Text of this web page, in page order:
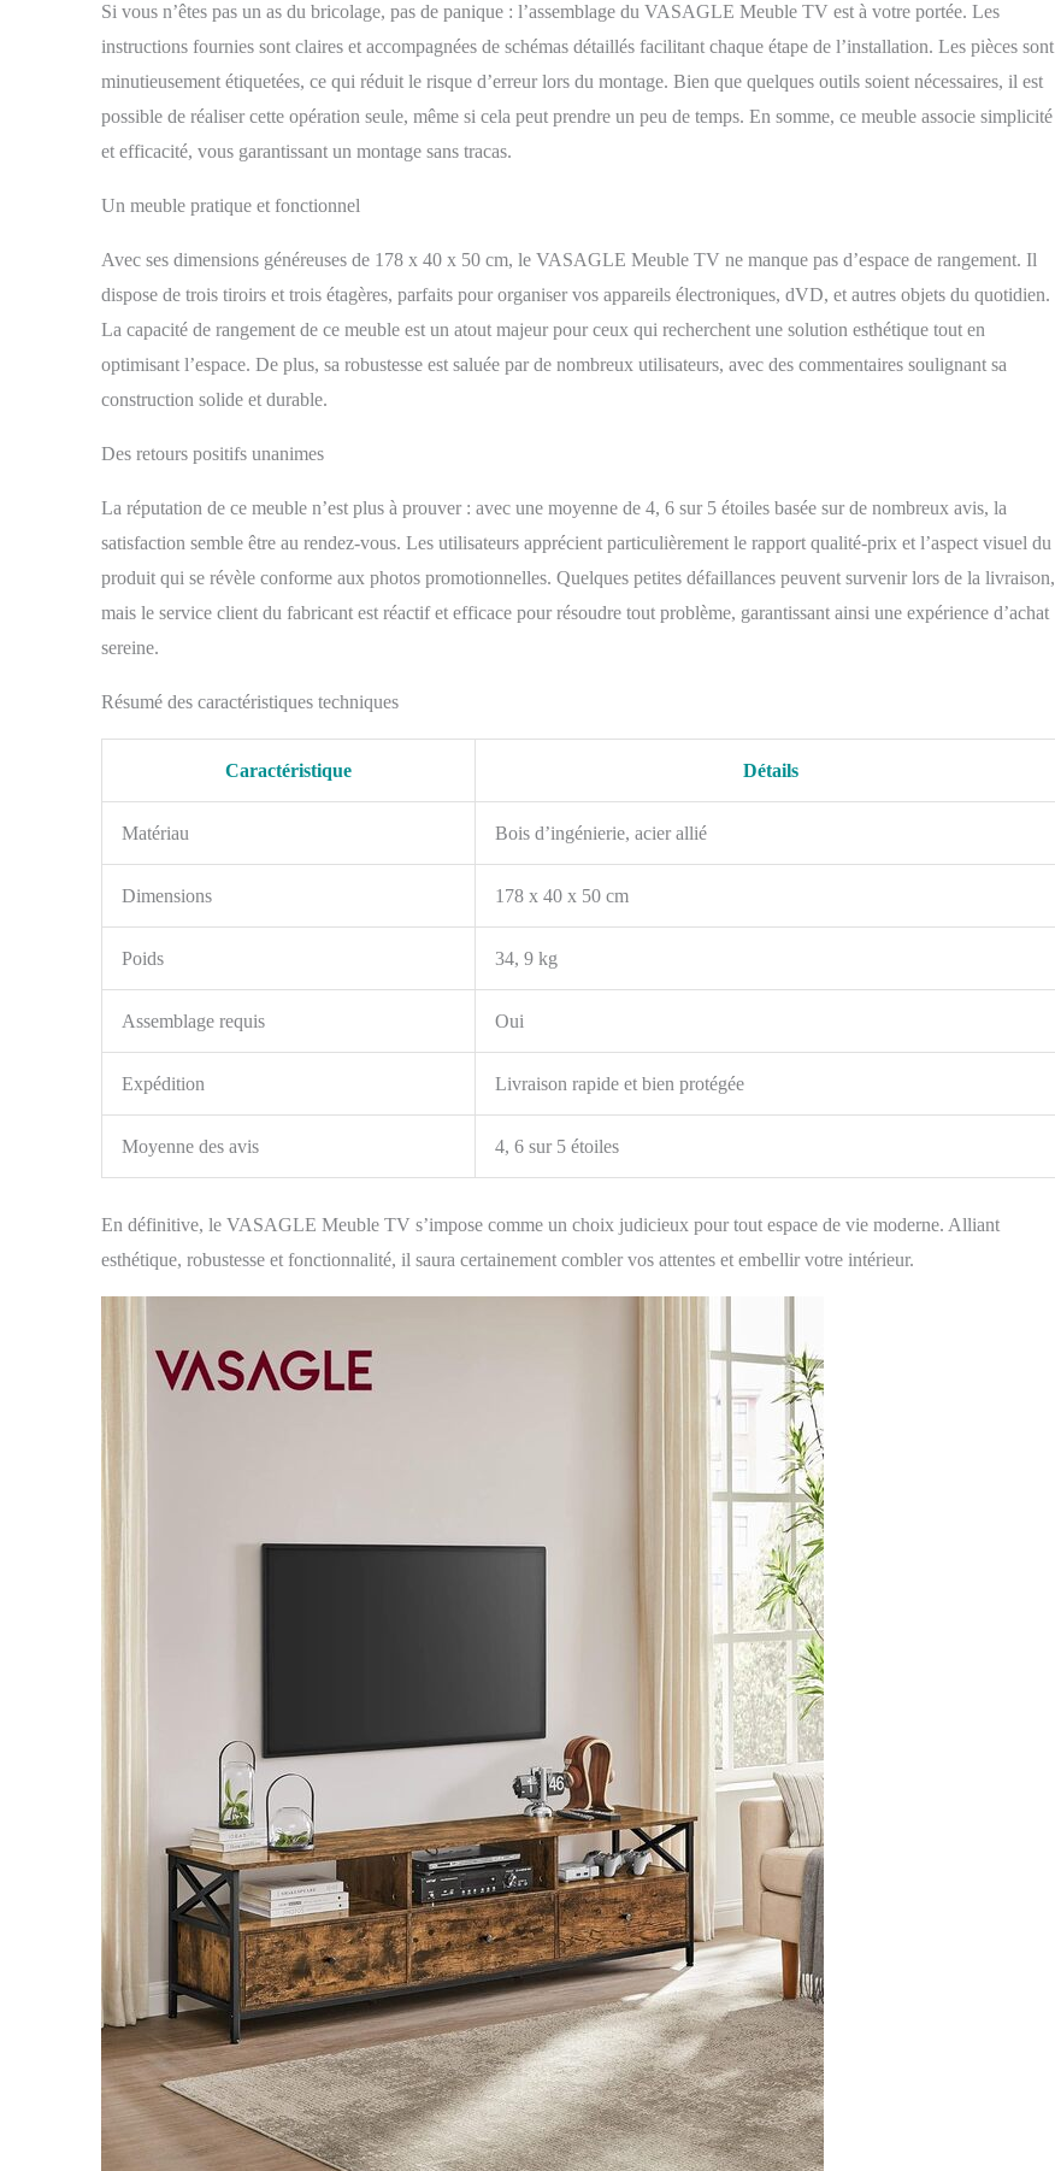
Si vous n’êtes pas un as du bricolage, pas de panique : l’assemblage du VASAGLE Meuble TV est à votre portée. Les
instructions fournies sont claires et accompagnées de schémas détaillés facilitant chaque étape de l’installation. Les pièces sont
minutieusement étiquetées, ce qui réduit le risque d’erreur lors du montage. Bien que quelques outils soient nécessaires, il est
possible de réaliser cette opération seule, même si cela peut prendre un peu de temps. En somme, ce meuble associe simplicité
et efficacité, vous garantissant un montage sans tracas.
Un meuble pratique et fonctionnel
Avec ses dimensions généreuses de 178 x 40 x 50 cm, le VASAGLE Meuble TV ne manque pas d’espace de rangement. Il
dispose de trois tiroirs et trois étagères, parfaits pour organiser vos appareils électroniques, dVD, et autres objets du quotidien.
La capacité de rangement de ce meuble est un atout majeur pour ceux qui recherchent une solution esthétique tout en
optimisant l’espace. De plus, sa robustesse est saluée par de nombreux utilisateurs, avec des commentaires soulignant sa
construction solide et durable.
Des retours positifs unanimes
La réputation de ce meuble n’est plus à prouver : avec une moyenne de 4, 6 sur 5 étoiles basée sur de nombreux avis, la
satisfaction semble être au rendez-vous. Les utilisateurs apprécient particulièrement le rapport qualité-prix et l’aspect visuel du
produit qui se révèle conforme aux photos promotionnelles. Quelques petites défaillances peuvent survenir lors de la livraison,
mais le service client du fabricant est réactif et efficace pour résoudre tout problème, garantissant ainsi une expérience d’achat
sereine.
Résumé des caractéristiques techniques
Caractéristique Détails
Matériau Bois d’ingénierie, acier allié
Dimensions 178 x 40 x 50 cm
Poids 34, 9 kg
Assemblage requis Oui
Expédition Livraison rapide et bien protégée
Moyenne des avis 4, 6 sur 5 étoiles
En définitive, le VASAGLE Meuble TV s’impose comme un choix judicieux pour tout espace de vie moderne. Alliant
esthétique, robustesse et fonctionnalité, il saura certainement combler vos attentes et embellir votre intérieur.